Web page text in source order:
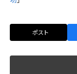
ポスト